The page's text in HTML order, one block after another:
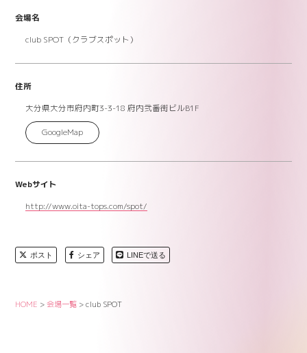
会場名
club SPOT（クラブスポット）
住所
大分県大分市府内町3-3-18 府内弐番街ビルB1F
GoogleMap
Webサイト
http://www.oita-tops.com/spot/
ポスト シェア LINEで送る
HOME >会場一覧 >club SPOT